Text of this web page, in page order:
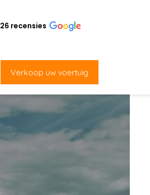
26 recensies
Verkoop uw voertuig